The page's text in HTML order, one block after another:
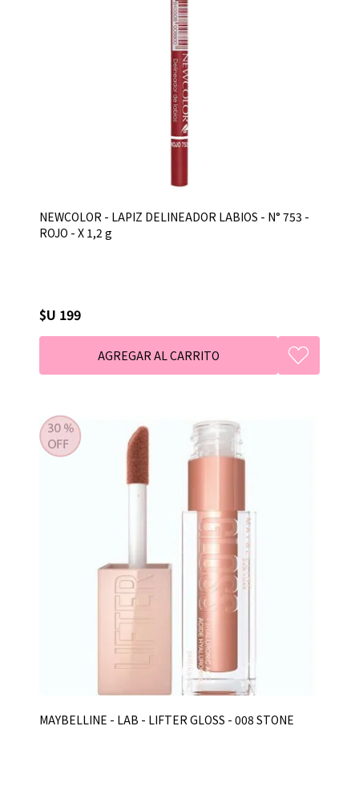
NEWCOLOR - LAPIZ DELINEADOR LABIOS - N° 753 -
ROJO - X 1,2 g
$U 199
MAYBELLINE - LAB - LIFTER GLOSS - 008 STONE